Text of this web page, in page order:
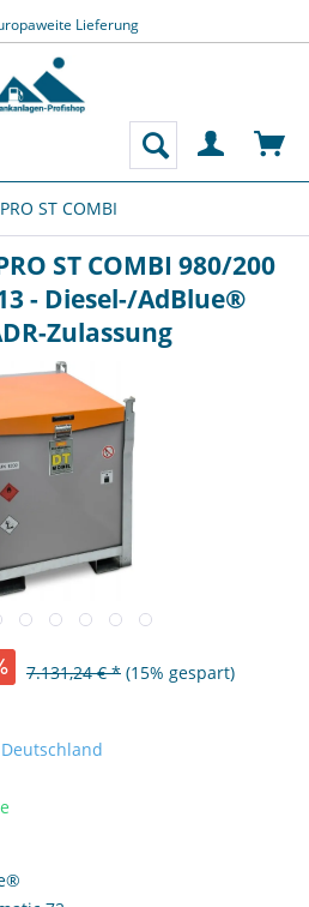
Europaweite Lieferung
ST COMBI
ST COMBI 980/200
- Diesel-/AdBlue®
Zulassung
7.131,24 € * (15% gespart)